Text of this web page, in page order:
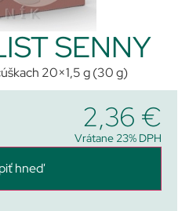
SENNY
20×1,5 g (30 g)
2,36 €
Vrátane 23% DPH
hneď